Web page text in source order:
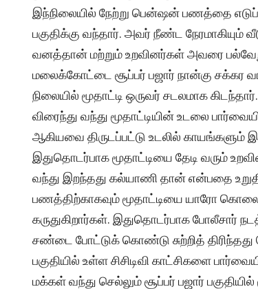
இந்நிலையில் நேற்று பென்ஷன் பணத்தை
பகுதிக்கு வந்தார். அவர் நீண்ட
வனத்தான் மற்றும் உறவினர்கள் அவரை
மலைக்கோட்டை சூப்பர் பஜார் நான்கு சக்கர
நிலையில் மூதாட்டி ஒருவர் சடலமாக
விரைந்து வந்து மூதாட்டியின் உடலை
ஆகியவை திருடப்பட்டு உடலில் காயங்களும்
இதுதொடர்பாக மூதாட்டியை தேடி வரும்
வந்து இறந்தது கல்யாணி தான் என்பதை
பணத்திற்காகவும் மூதாட்டியை யாரோ
கருதுகிறார்கள். இதுதொடர்பாக போலீசார்
சண்டை போட்டுக் கொண்டு சுற்றித்
பகுதியில் உள்ள சிசிடிவி காட்சிகளை
மக்கள் வந்து செல்லும் சூப்பர் பஜார்